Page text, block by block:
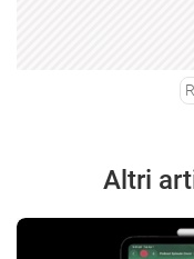
Altri